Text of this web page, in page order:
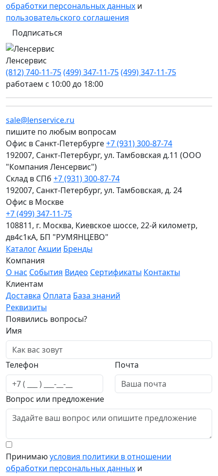
обработки персональных данных и
пользовательского соглашения
Подписаться
Ленсервис
(812) 740-11-75(499) 347-11-75(499) 347-11-75
работаем с 10:00 до 18:00
sale@lenservice.ru
пишите по любым вопросам
Офис в Санкт-Петербурге+7 (931) 300-87-74
192007, Санкт-Петербург, ул. Тамбовская д.11 (ООО
"Компания Ленсервис")
Склад в СПб +7 (931) 300-87-74
192007, Санкт-Петербург, ул. Тамбовская, д. 24
Офис в Москве
+7 (499) 347-11-75
108811, г. Москва, Киевское шоссе, 22-й километр,
дв4с1кА, БП "РУМЯНЦЕВО"
КаталогАкции Бренды
Компания
О нас События Видео Сертификаты Контакты
Клиентам
Доставка Оплата База знаний
Реквизиты
Появились вопросы?
Имя
Телефон Почта
Вопрос или предложение
Принимаюусловия политики в отношении
обработки персональных данных и